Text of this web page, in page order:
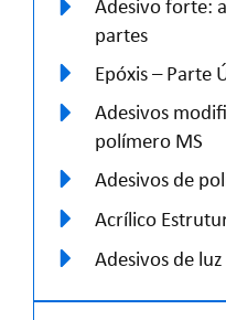
partes
Epóxis – Parte
Adesivos
polímero MS
Adesivos de
Acrílico
Adesivos de